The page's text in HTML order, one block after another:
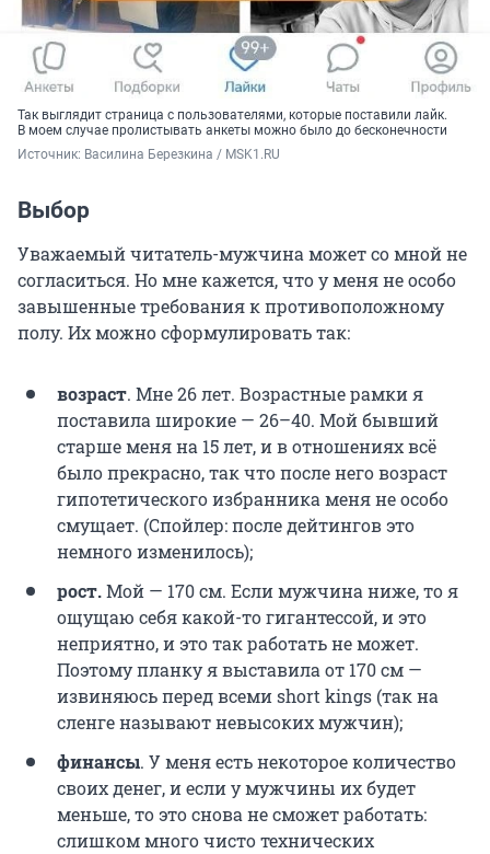
Так выглядит страница с пользователями, которые поставили лайк.
В моем случае пролистывать анкеты можно было до бесконечности
Источник: Василина Березкина / MSK1.RU
Выбор
Уважаемый читатель-мужчина может со мной не
согласиться. Но мне кажется, что у меня не особо
завышенные требования к противоположному
полу. Их можно сформулировать так:
возраст. Мне 26 лет. Возрастные рамки я
поставила широкие — 26–40. Мой бывший
старше меня на 15 лет, и в отношениях всё
было прекрасно, так что после него возраст
гипотетического избранника меня не особо
смущает. (Спойлер: после дейтингов это
немного изменилось);
рост.Мой — 170 см. Если мужчина ниже, то я
ощущаю себя какой-то гигантессой, и это
неприятно, и это так работать не может.
Поэтомупланку я выставила от 170 см —
извиняюсь перед всеми short kings (так на
сленге называют невысоких мужчин);
финансы. У меня есть некоторое количество
своих денег, и если у мужчины их будет
меньше, то это снова не сможет работать:
слишком много чисто технических